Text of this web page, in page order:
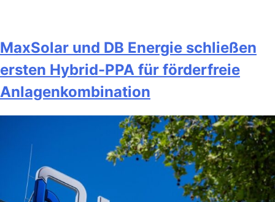
MaxSolar und DB Energie schließen
ersten Hybrid-PPA für förderfreie
Anlagenkombination